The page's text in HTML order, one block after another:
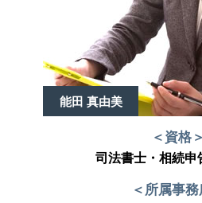
能田 真由美
＜資格＞
司法書士・相続申
＜所属事務